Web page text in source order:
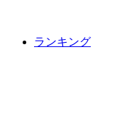
ランキング